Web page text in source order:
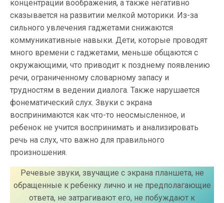
концентрации воображения, а также негативно
сказывается на развитии мелкой моторики. Из-за
сильного увлечения гаджетами снижаются
коммуникативные навыки. Дети, которые проводят
много времени с гаджетами, меньше общаются с
окружающими, что приводит к позднему появлению
речи, ограниченному словарному запасу и
трудностям в ведении диалога. Также нарушается
фонематический слух. Звуки с экрана
воспринимаются как что-то неосмысленное, и
ребенок не учится воспринимать и анализировать
речь на слух, что важно для правильного
произношения.
Речевые звуки, звучащие с экрана планшета, не
обращенные к ребенку лично и не предполагающие
ответа, не затрагивают его, не побуждают к